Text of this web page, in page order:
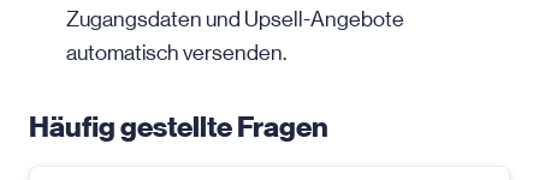
Zugangsdaten und Upsell-Angebote
automatisch versenden.
Häufig gestellte Fragen